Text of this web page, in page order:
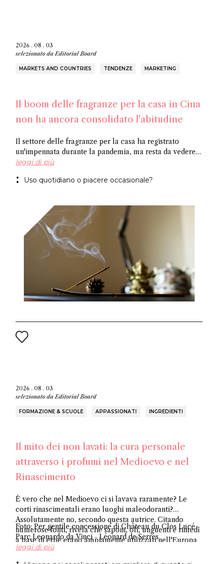
2026 . 08 . 03
selezionato daEditorial Board
MARKETS AND COUNTRIES TENDENZE MARKETING
Il boom delle fragranze per la casa in Cina
non ha ancora consolidato l'abitudine
Il settore delle fragranze per la casa ha registrato
un'impennata durante la pandemia, ma resta da vedere
se le persone continueranno a profumare regolarmente i
attribuiscono la crescita alla preferenza del mercato
rituali legati a fragranze funzionali per stimolare la
crescita.
leggi di più
Uso quotidiano o piacere occasionale?
2026 . 08 . 03
selezionato da Editorial Board
FORMAZIONE & SCUOLE APPASSIONATI INGREDIENTI
Il mito dei non lavati: la cura personale
attraverso i profumi nel Medioevo e nel
Rinascimento
È vero che nel Medioevo ci si lavava raramente? Le
corti rinascimentali erano luoghi maleodoranti?
Assolutamente no, secondo questa autrice. Citando
numerose fonti, rivela che saponi, oli, unguenti e rimedi
a base di erbe erano ampiamente utilizzati nell'Europa
occidentale, sfatando l'antico mito sull'igiene.
Foto: Per gentile concessione di Château du Clos Lucé -
Parc Leonardo da Vinci - Léonard de Serres
leggi di più